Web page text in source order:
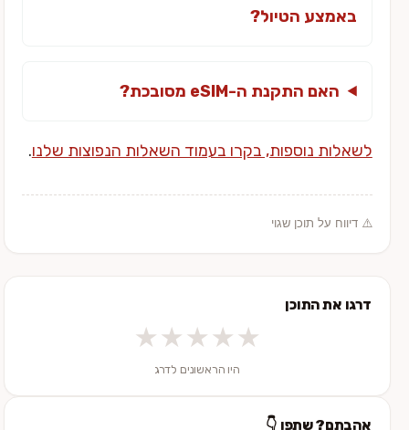
באמצע הטיול?
האם התקנת ה-eSIM מסובכת?
לשאלות נוספות, בקרו בעמוד השאלות הנפוצות שלנו.
⚠️ דיווח על תוכן שגוי
דרגו את התוכן
★★★★★
היו הראשונים לדרג
אהבתם? שתפו 👇